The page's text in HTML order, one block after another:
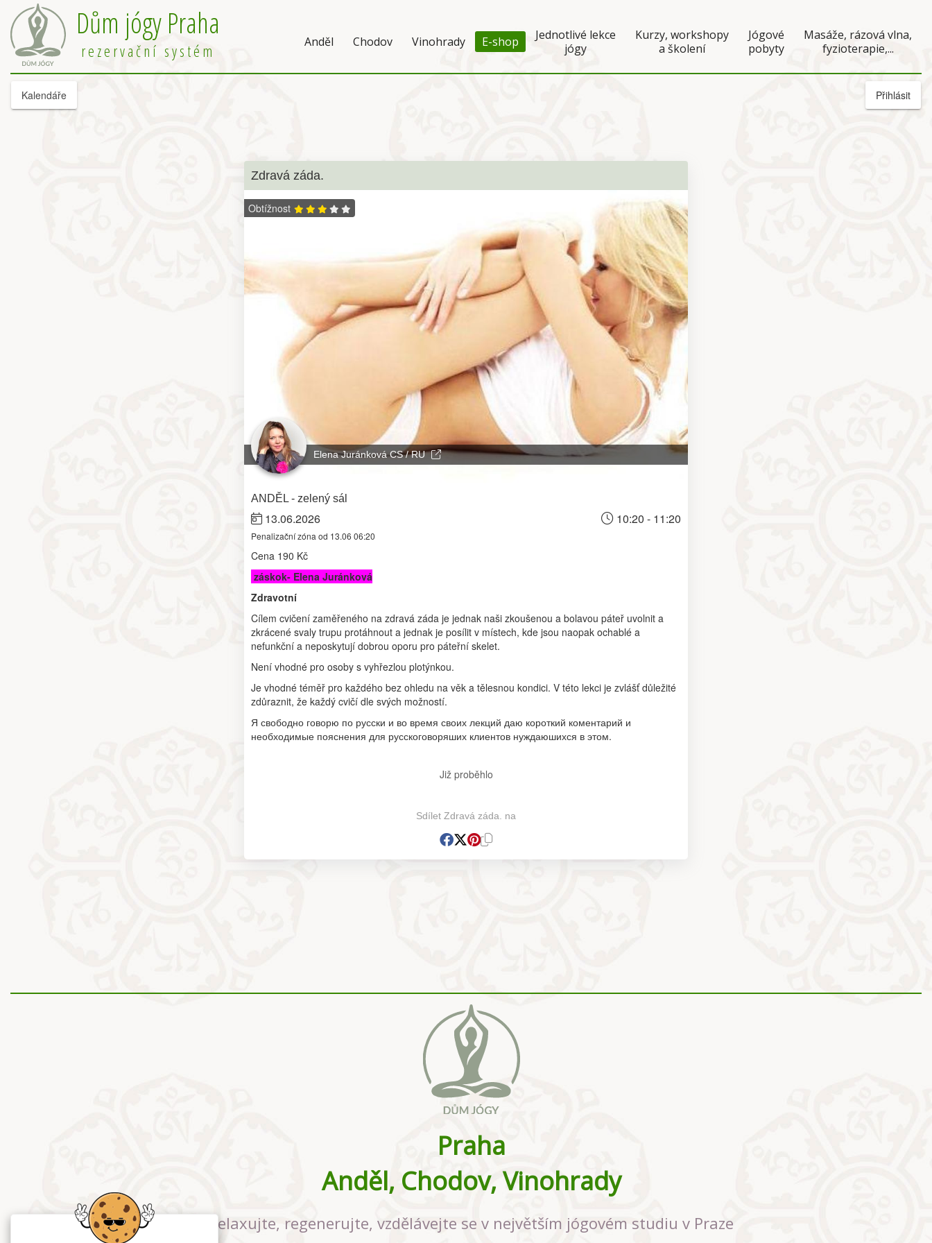
Dům jógy Praha
rezervační systém Anděl Chodov Vinohrady E-shop
Jednotlivé lekce
jógy
Kurzy, workshopy
a školení
Jógové
pobyty
Masáže, rázová vlna,
fyzioterapie,...
Kalendáře Přihlásit
Zdravá záda.
Obtížnost
Elena Juránková CS / RU
ANDĚL - zelený sál
13.06.2026 10:20 - 11:20
Penalizační zóna od 13.06 06:20
Cena 190 Kč
záskok- Elena Juránková
Zdravotní
Cílem cvičení zaměřeného na zdravá záda je jednak naši zkoušenou a bolavou páteř uvolnit a
zkrácené svaly trupu protáhnout a jednak je posílit v místech, kde jsou naopak ochablé a
nefunkční a neposkytují dobrou oporu pro páteřní skelet.
Není vhodné pro osoby s vyhřezlou plotýnkou.
Je vhodné téměř pro každého bez ohledu na věk a tělesnou kondici. V této lekci je zvlášť důležité
zdůraznit, že každý cvičí dle svých možností.
Я свободно говорю по русски и во время своих лекций даю короткий коментарий и
необходимые пояснения для русскоговоряших клиентов нуждаюшихся в этом.
Již proběhlo
Sdílet Zdravá záda. na
Praha
Anděl, Chodov, Vinohrady
Relaxujte, regenerujte, vzdělávejte se v největším jógovém studiu v Praze